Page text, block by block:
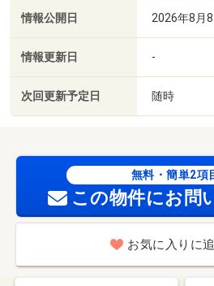
情報公開日 2026年8月8
情報更新日 -
次回更新予定日 随時
無料・簡単2項
この物件にお問
お気に入りに